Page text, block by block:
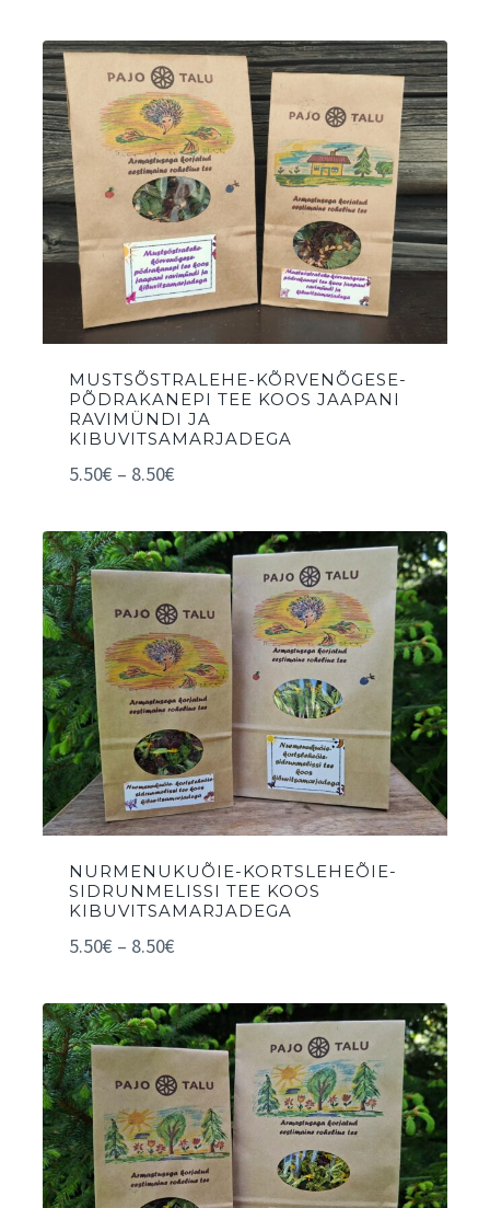
MUSTSÕSTRALEHE-KÕRVENÕGESE-
PÕDRAKANEPI TEE KOOS JAAPANI
RAVIMÜNDI JA
KIBUVITSAMARJADEGA
5.50€ – 8.50€
NURMENUKUÕIE-KORTSLEHEÕIE-
SIDRUNMELISSI TEE KOOS
KIBUVITSAMARJADEGA
5.50€ – 8.50€